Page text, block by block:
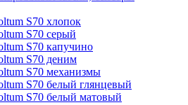
S70 хлопок
S70 серый
S70 капучино
S70 деним
S70 механизмы
S70 белый глянцевый
S70 белый матовый